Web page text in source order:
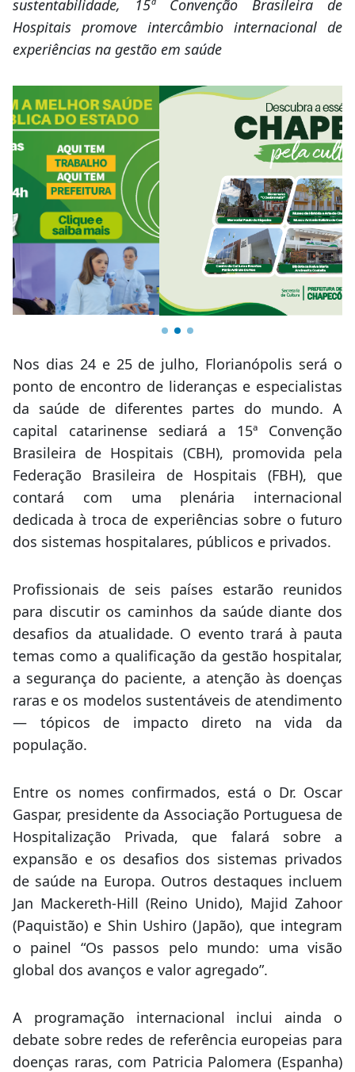
sustentabilidade, 15ª Convenção Brasileira de
Hospitais promove intercâmbio internacional de
experiências na gestão em saúde
Nos dias 24 e 25 de julho, Florianópolis será o
ponto de encontro de lideranças e especialistas
da saúde de diferentes partes do mundo. A
capital catarinense sediará a 15ª Convenção
Brasileira de Hospitais (CBH), promovida pela
Federação Brasileira de Hospitais (FBH), que
contará com uma plenária internacional
dedicada à troca de experiências sobre o futuro
dos sistemas hospitalares, públicos e privados.
Profissionais de seis países estarão reunidos
para discutir os caminhos da saúde diante dos
desafios da atualidade. O evento trará à pauta
temas como a qualificação da gestão hospitalar,
a segurança do paciente, a atenção às doenças
raras e os modelos sustentáveis de atendimento
— tópicos de impacto direto na vida da
população.
Entre os nomes confirmados, está o Dr. Oscar
Gaspar, presidente da Associação Portuguesa de
Hospitalização Privada, que falará sobre a
expansão e os desafios dos sistemas privados
de saúde na Europa. Outros destaques incluem
Jan Mackereth-Hill (Reino Unido), Majid Zahoor
(Paquistão) e Shin Ushiro (Japão), que integram
o painel “Os passos pelo mundo: uma visão
global dos avanços e valor agregado”.
A programação internacional inclui ainda o
debate sobre redes de referência europeias para
doenças raras, com Patricia Palomera (Espanha)